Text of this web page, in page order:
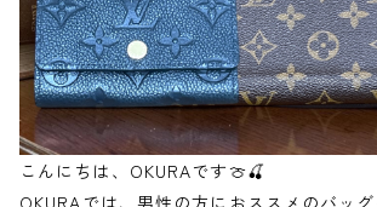
こんにちは、OKURAです🍈🍒
OKURAでは、男性の方におススメのバッ